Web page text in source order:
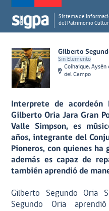
Sistema de
del Patrimonio
Gilberto
Sin Elemento
Coihaique, Aysén
del Campo
Interprete de
Gilberto Oria Jara Gran
Valle Simpson, es
años, integrante del
Pioneros, con quienes ha
además es capaz de
también aprendió de
Gilberto Segundo Oria
Segundo Oria